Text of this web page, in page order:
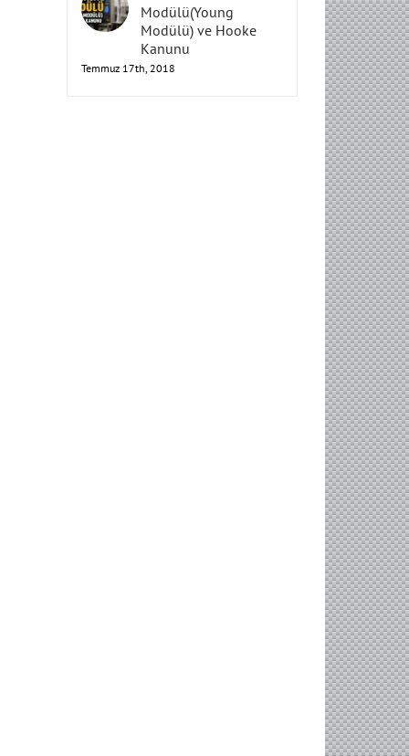
Elastisite
Modülü(Young
Modülü) ve Hooke